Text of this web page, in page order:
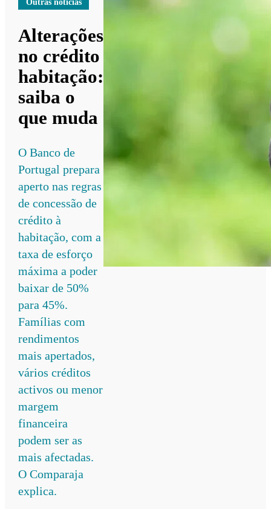
Outras notícias
Alterações
no crédito
habitação:
saiba o
que muda
O Banco de
Portugal prepara
aperto nas regras
de concessão de
crédito à
habitação, com a
taxa de esforço
máxima a poder
baixar de 50%
para 45%.
Famílias com
rendimentos
mais apertados,
vários créditos
activos ou menor
margem
financeira
podem ser as
mais afectadas.
O Comparaja
explica.